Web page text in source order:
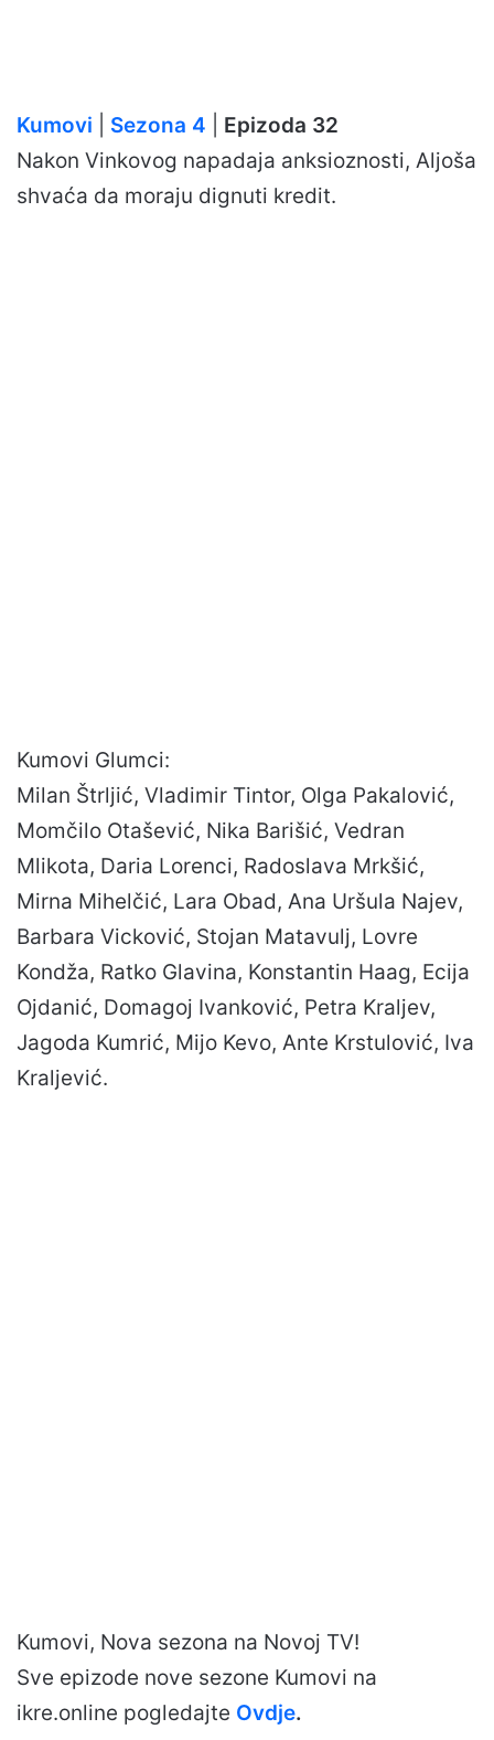
Kumovi Sezona 4
Epizoda 32
Nakon Vinkovog napadaja anksioznosti, Aljoša
shvaća da moraju dignuti kredit.
Kumovi Glumci:
Milan Štrljić, Vladimir Tintor, Olga Pakalović,
Momčilo Otašević, Nika Barišić, Vedran
Mlikota, Daria Lorenci, Radoslava Mrkšić,
Mirna Mihelčić, Lara Obad, Ana Uršula Najev,
Barbara Vicković, Stojan Matavulj, Lovre
Kondža, Ratko Glavina, Konstantin Haag, Ecija
Ojdanić, Domagoj Ivanković, Petra Kraljev,
Jagoda Kumrić, Mijo Kevo, Ante Krstulović, Iva
Kraljević.
Kumovi, Nova sezona na Novoj TV!
Sve epizode nove sezone Kumovi na
ikre.online pogledajte Ovdje.